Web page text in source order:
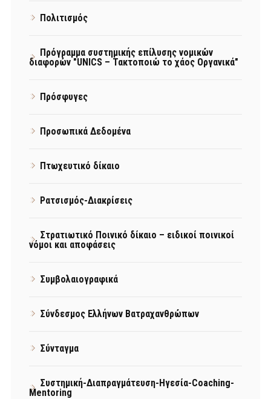
Πολιτισμός
Πρόγραμμα συστημικής επίλυσης νομικών
διαφορών "UNICS – Τακτοποιώ το χάος Οργανικά"
Πρόσφυγες
Προσωπικά Δεδομένα
Πτωχευτικό δίκαιο
Ρατσισμός-Διακρίσεις
Στρατιωτικό Ποινικό δίκαιο – ειδικοί ποινικοί
νόμοι και αποφάσεις
Συμβολαιογραφικά
Σύνδεσμος Ελλήνων Βατραχανθρώπων
Σύνταγμα
Συστημική-Διαπραγμάτευση-Ηγεσία-Coaching-
Mentoring